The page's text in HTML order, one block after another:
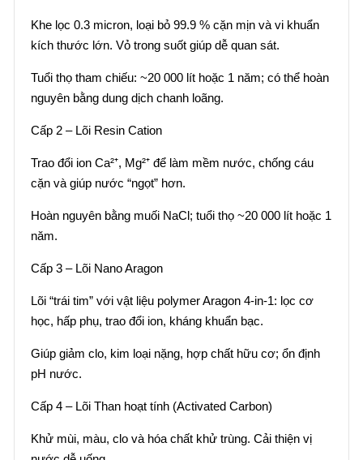
Khe lọc 0.3 micron, loại bỏ 99.9 % cặn mịn và vi khuẩn
kích thước lớn. Vỏ trong suốt giúp dễ quan sát.
Tuổi thọ tham chiếu: ~20 000 lít hoặc 1 năm; có thể hoàn
nguyên bằng dung dịch chanh loãng.
Cấp 2 – Lõi Resin Cation
Trao đổi ion Ca²⁺, Mg²⁺ để làm mềm nước, chống cáu
cặn và giúp nước “ngọt” hơn.
Hoàn nguyên bằng muối NaCl; tuổi thọ ~20 000 lít hoặc 1
năm.
Cấp 3 – Lõi Nano Aragon
Lõi “trái tim” với vật liệu polymer Aragon 4-in-1: lọc cơ
học, hấp phụ, trao đổi ion, kháng khuẩn bạc.
Giúp giảm clo, kim loại nặng, hợp chất hữu cơ; ổn định
pH nước.
Cấp 4 – Lõi Than hoạt tính (Activated Carbon)
Khử mùi, màu, clo và hóa chất khử trùng. Cải thiện vị